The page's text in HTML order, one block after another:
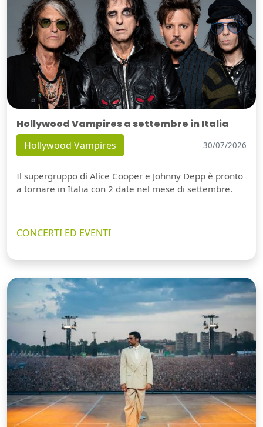
Hollywood Vampires a settembre in Italia
Hollywood Vampires 30/07/2026
Il supergruppo di Alice Cooper e Johnny Depp è pronto
a tornare in Italia con 2 date nel mese di settembre.
CONCERTI ED EVENTI